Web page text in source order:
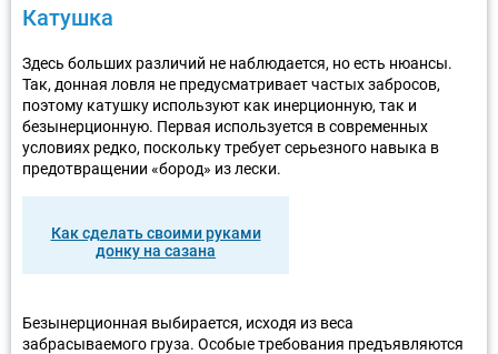
Катушка
Здесь больших различий не наблюдается, но есть нюансы.
Так, донная ловля не предусматривает частых забросов,
поэтому катушку используют как инерционную, так и
безынерционную. Первая используется в современных
условиях редко, поскольку требует серьезного навыка в
предотвращении «бород» из лески.
Как сделать своими руками
донку на сазана
Безынерционная выбирается, исходя из веса
забрасываемого груза. Особые требования предъявляются